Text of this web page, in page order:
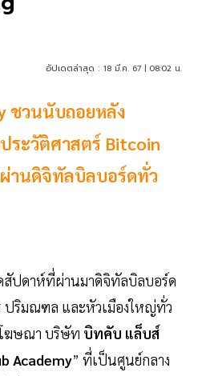
อัปเดตล่าสุด : 18 มี.ค. 67 | 08:02 น.
ชวนนับถอยหลัง
ระวัติศาสตร์ Bitcoin
านดิจิทัลบิลบอร์ดทั่ว
สัปดาห์ที่ผ่านมาดิจิทัลบิลบอร์ด
ริมณฑล และหัวเมืองใหญ่ทั่ว
ฆษณา บริษัท บิทคับ แล็บส์
Academy” ที่เป็นศูนย์กลาง